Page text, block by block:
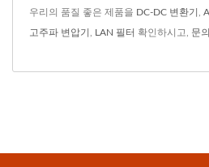
우리의 품질 좋은 제품을 DC-DC 변환기
고주파 변압기 LAN 필터 확인하시고, 문